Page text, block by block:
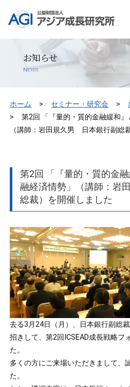
お知らせ
NEWS
ホーム セミナー・研究会
第2回 「『量的・質的金融緩和』
（講師：岩田規久男 日本銀行副総
第2回 「『量的・質的金
融経済情勢」（講師：岩
総裁）を開催しました
去る3月24日（月）、日本銀行副総
招きして、第2回ICSEAD成長戦略フ
た。
多くの方にご来場いただきまして、
た。